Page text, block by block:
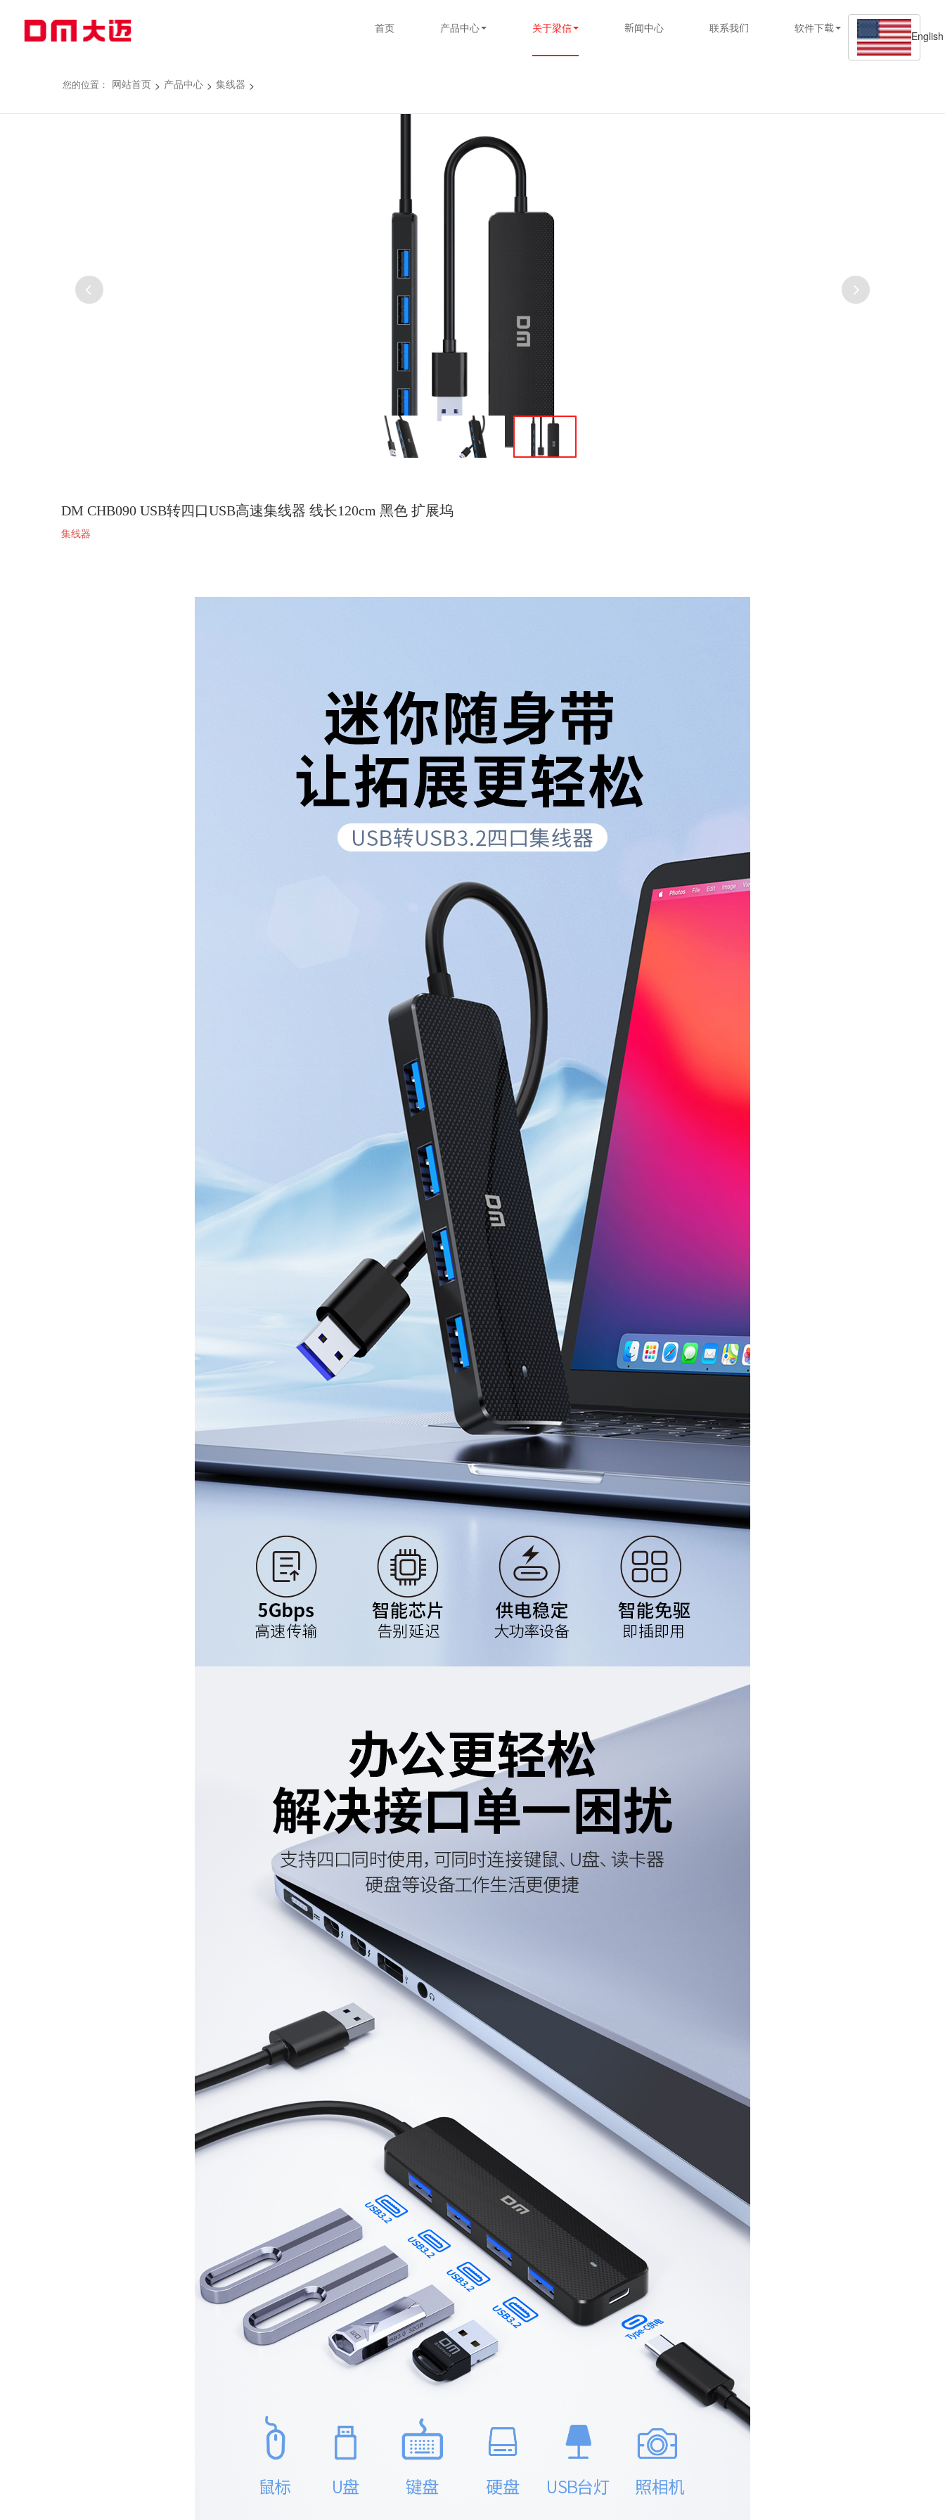
English
首页 产品中心 关于梁信 新闻中心 联系我们 软件下载
您的位置： 网站首页 > 产品中心 > 集线器 >
DM CHB090 USB转四口USB高速集线器 线长120cm 黑色 扩展坞
集线器